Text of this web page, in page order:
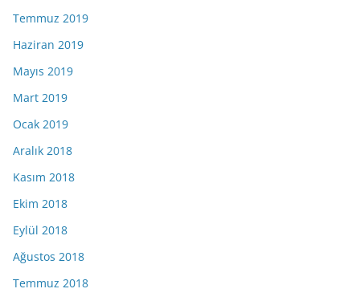
Temmuz 2019
Haziran 2019
Mayıs 2019
Mart 2019
Ocak 2019
Aralık 2018
Kasım 2018
Ekim 2018
Eylül 2018
Ağustos 2018
Temmuz 2018